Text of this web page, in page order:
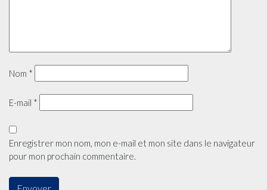
Nom *
E-mail *
Enregistrer mon nom, mon e-mail et mon site dans le navigateur
pour mon prochain commentaire.